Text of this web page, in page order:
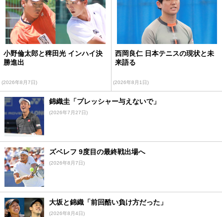
小野倫太郎と稗田光 インハイ決
勝進出
(2026年8月7日)
西岡良仁 日本テニスの現状と未
来語る
(2026年8月1日)
錦織圭「プレッシャー与えないで」
(2026年7月27日)
ズベレフ 9度目の最終戦出場へ
(2026年8月7日)
大坂と錦織「前回酷い負け方だった」
(2026年8月4日)